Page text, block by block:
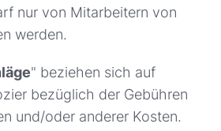
nur von Mitarbeitern von
werden.
" beziehen sich auf
bezüglich der Gebühren
und/oder anderer Kosten.